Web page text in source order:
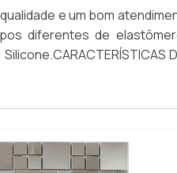
e um bom
diferentes de
com propriedades